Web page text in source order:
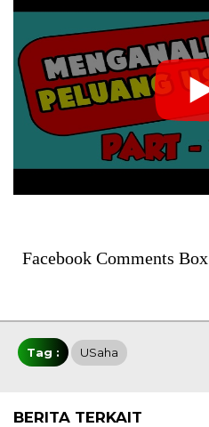
Facebook Comments Box
Tag : USaha
BERITA TERKAIT